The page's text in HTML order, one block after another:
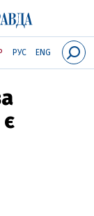
РУС ENG